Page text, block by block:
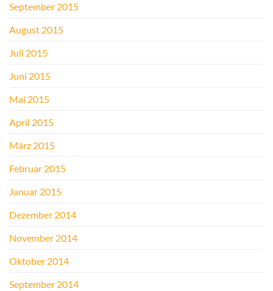
September 2015
August 2015
Juli 2015
Juni 2015
Mai 2015
April 2015
März 2015
Februar 2015
Januar 2015
Dezember 2014
November 2014
Oktober 2014
September 2014